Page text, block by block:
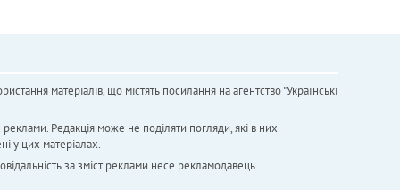
матеріалів, що містять посилання на агентство "Українськi
Редакція може не поділяти погляди, які в них
у цих матеріалах.
за зміст реклами несе рекламодавець.